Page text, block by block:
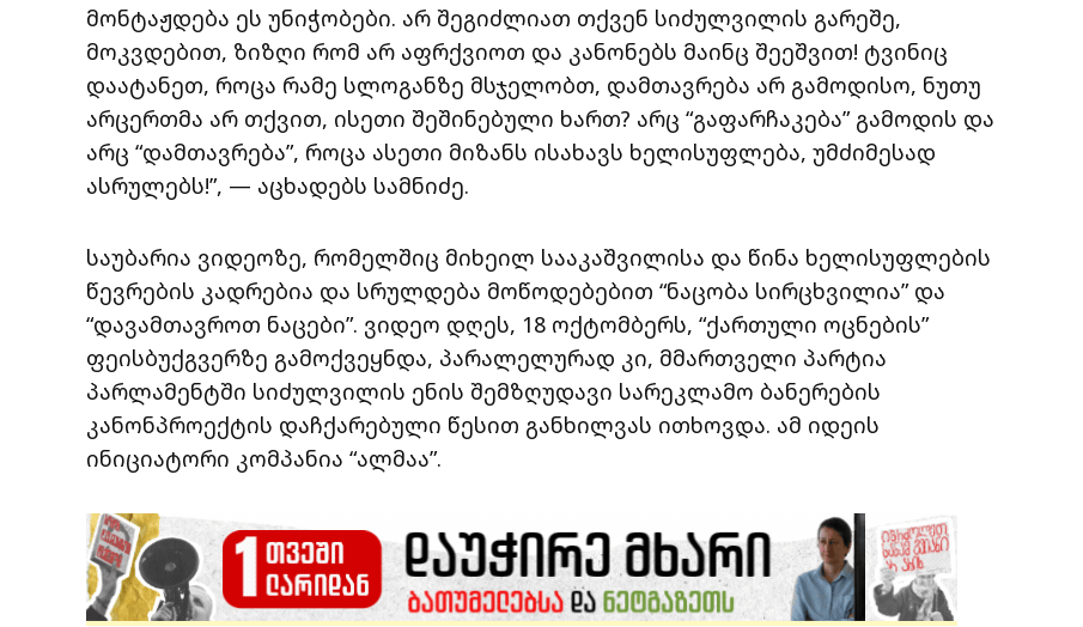
მონტაჟდება ეს უნიჭობები. არ შეგიძლიათ თქვენ სიძულვილის გარეშე,
მოკვდებით, ზიზღი რომ არ აფრქვიოთ და კანონებს მაინც შეეშვით! ტვინიც
დაატანეთ, როცა რამე სლოგანზე მსჯელობთ, დამთავრება არ გამოდისო, ნუთუ
არცერთმა არ თქვით, ისეთი შეშინებული ხართ? არც “გაფარჩაკება” გამოდის და
არც “დამთავრება”, როცა ასეთი მიზანს ისახავს ხელისუფლება, უმძიმესად
ასრულებს!”, — აცხადებს სამნიძე.
საუბარია ვიდეოზე, რომელშიც მიხეილ სააკაშვილისა და წინა ხელისუფლების
წევრების კადრებია და სრულდება მოწოდებებით “ნაცობა სირცხვილია” და
“დავამთავროთ ნაცები”. ვიდეო დღეს, 18 ოქტომბერს, “ქართული ოცნების”
ფეისბუქგვერზე გამოქვეყნდა, პარალელურად კი, მმართველი პარტია
პარლამენტში სიძულვილის ენის შემზღუდავი სარეკლამო ბანერების
კანონპროექტის დაჩქარებული წესით განხილვას ითხოვდა. ამ იდეის
ინიციატორი კომპანია “ალმაა”.